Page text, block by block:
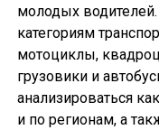
молодых
категориям
мотоциклы,
грузовики и
анализироваться
и по регионам, а